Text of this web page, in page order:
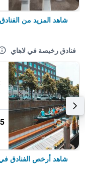
شاهد المزيد من الفنادق
فنادق رخيصة في لاهاي
شاهد أرخص الفنادق